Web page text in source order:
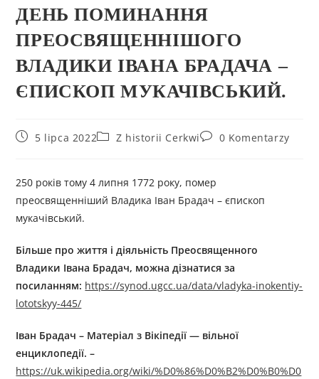
ДЕНЬ ПОМИНАННЯ
ПРЕОСВЯЩЕННІШОГО
ВЛАДИКИ ІВАНА БРАДАЧА –
ЄПИСКОП МУКАЧІВСЬКИЙ.
5 lipca 2022 Z historii Cerkwi 0 Komentarzy
250 років тому 4 липня 1772 року, помер
преосвященніший Владика Іван Брадач – єпископ
мукачівський.
Більше про життя і діяльність Преосвященного
Владики Івана Брадач, можна дізнатися за
посиланням: https://synod.ugcc.ua/data/vladyka-inokentiy-
lototskyy-445/
Іван Брадач – Матеріал з Вікіпедії — вільної
енциклопедії. –
https://uk.wikipedia.org/wiki/%D0%86%D0%B2%D0%B0%D0